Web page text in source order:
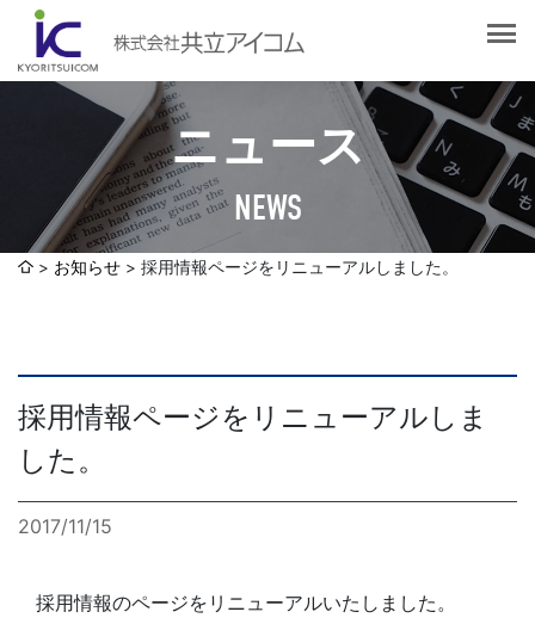
ニュース
NEWS
会社概要
企業理念
SDGsへの取り組みについて
サービス紹介
Web制作・ホームページ制作
システム開発
デジタルコンテンツ制作・撮影・その他
制作実績
社員ブログ
採用情報
お問合せ
お知らせ 採用情報ページをリニューアルしました。
採用情報ページをリニューアルしま
した。
2017/11/15
採用情報のページをリニューアルいたしました。